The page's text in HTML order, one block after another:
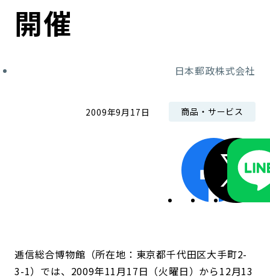
開催
日本郵政株式会社
2009年9月17日 商品・サービス
逓信総合博物館（所在地：東京都千代田区大手町2-
3-1）では、2009年11月17日（火曜日）から12月13